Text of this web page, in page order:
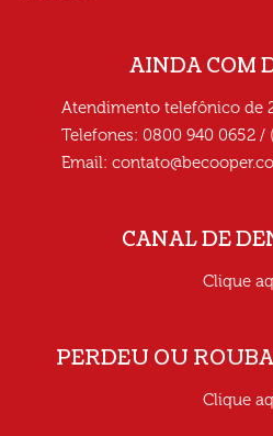
AINDA COM
Atendimento telefônico de
Telefones: 0800 940 0652 /
Email:
CANAL DE
Clique
PERDEU OU
Clique